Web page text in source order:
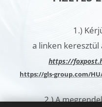
1.)
a linken
https://
https://gls-group.com/
2.)A